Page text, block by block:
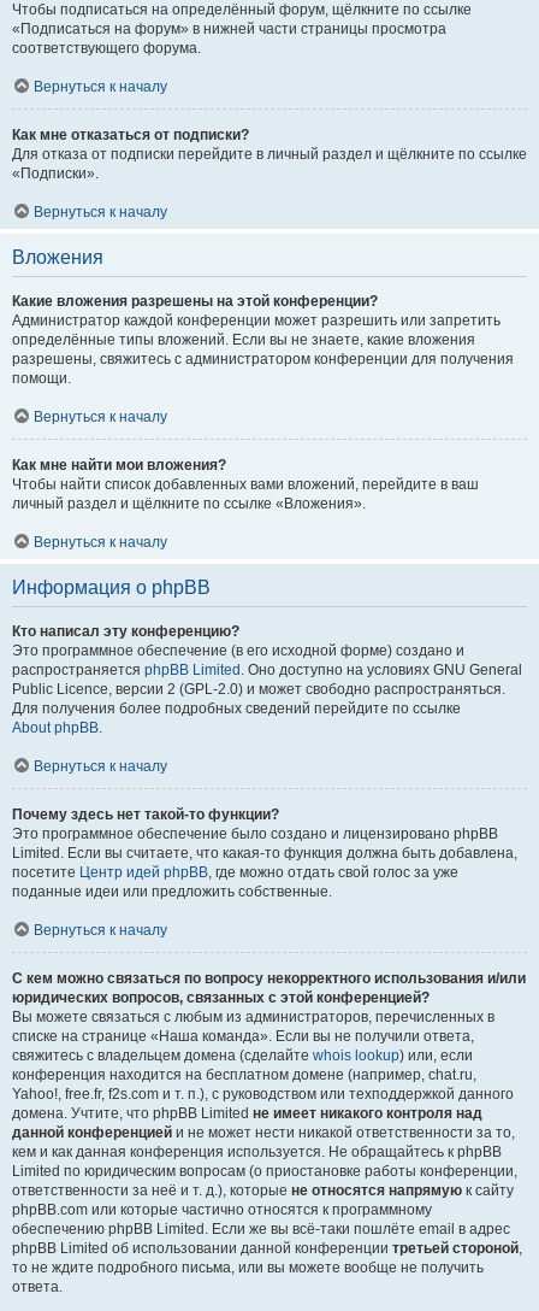
Чтобы подписаться на определённый форум, щёлкните по ссылке
«Подписаться на форум» в нижней части страницы просмотра
соответствующего форума.
Вернуться к началу
Как мне отказаться от подписки?
Для отказа от подписки перейдите в личный раздел и щёлкните по ссылке
«Подписки».
Вернуться к началу
Вложения
Какие вложения разрешены на этой конференции?
Администратор каждой конференции может разрешить или запретить
определённые типы вложений. Если вы не знаете, какие вложения
разрешены, свяжитесь с администратором конференции для получения
помощи.
Вернуться к началу
Как мне найти мои вложения?
Чтобы найти список добавленных вами вложений, перейдите в ваш
личный раздел и щёлкните по ссылке «Вложения».
Вернуться к началу
Информация о phpBB
Кто написал эту конференцию?
Это программное обеспечение (в его исходной форме) создано и
распространяется phpBB Limited . Оно доступно на условиях GNU General
Public Licence, версии 2 (GPL-2.0) и может свободно распространяться.
Для получения более подробных сведений перейдите по ссылке
About phpBB.
Вернуться к началу
Почему здесь нет такой-то функции?
Это программное обеспечение было создано и лицензировано phpBB
Limited. Если вы считаете, что какая-то функция должна быть добавлена,
посетите Центр идей phpBB, где можно отдать свой голос за уже
поданные идеи или предложить собственные.
Вернуться к началу
С кем можно связаться по вопросу некорректного использования и/или
юридических вопросов, связанных с этой конференцией?
Вы можете связаться с любым из администраторов, перечисленных в
списке на странице «Наша команда». Если вы не получили ответа,
свяжитесь с владельцем домена (сделайте whois lookup) или, если
конференция находится на бесплатном домене (например, chat.ru,
Yahoo!, free.fr, f2s.com и т. п.), с руководством или техподдержкой данного
домена. Учтите, что phpBB Limited не имеет никакого контроля над
данной конференцией и не может нести никакой ответственности за то,
кем и как данная конференция используется. Не обращайтесь к phpBB
Limited по юридическим вопросам (о приостановке работы конференции,
ответственности за неё и т. д.), которые не относятся напрямую к сайту
phpBB.com или которые частично относятся к программному
обеспечению phpBB Limited. Если же вы всё-таки пошлёте email в адрес
phpBB Limited об использовании данной конференции третьей стороной,
то не ждите подробного письма, или вы можете вообще не получить
ответа.